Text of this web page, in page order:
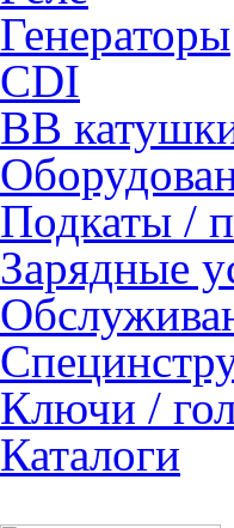
Генераторы
CDI
ВВ
Подкаты /
Зарядные
Ключи /
Каталоги